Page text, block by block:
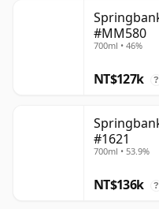
#MM580
700ml • 46%
NT$127k ?
#1621
700ml • 53.9%
NT$136k ?